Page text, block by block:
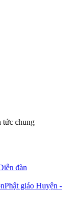
tức chung
đàn
Phật giáo Huyện -